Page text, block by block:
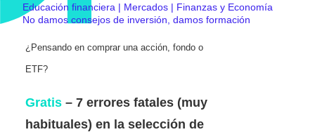
Educación financiera | Mercados | Finanzas y Economía
No damos consejos de inversión, damos formación
¿Pensando en comprar una acción, fondo o
ETF?
Gratis – 7 errores fatales (muy
habituales) en la selección de